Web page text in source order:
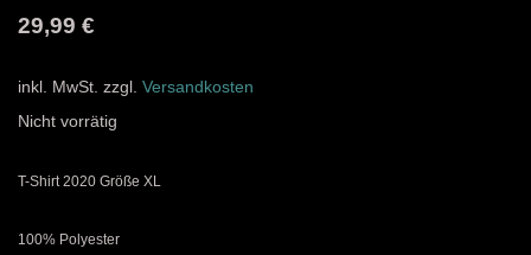
29,99 €
inkl. MwSt. zzgl. Versandkosten
Nicht vorrätig
T-Shirt 2020 Größe XL
100% Polyester